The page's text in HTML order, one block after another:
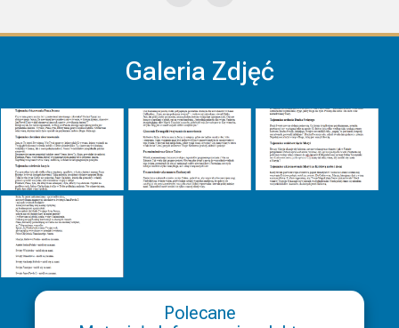
Galeria Zdjęć
Polecane